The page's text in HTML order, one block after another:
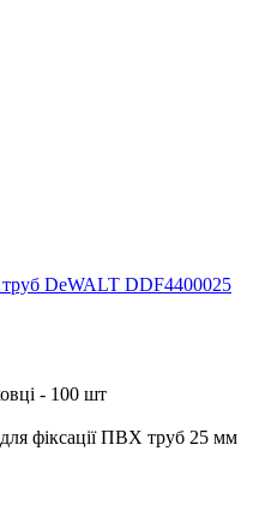
DeWALT DDF4400025
- 100 шт
фіксації ПВХ труб 25 мм